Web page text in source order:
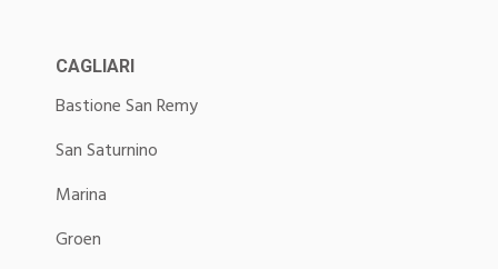
CAGLIARI
Bastione San Remy
San Saturnino
Marina
Groen